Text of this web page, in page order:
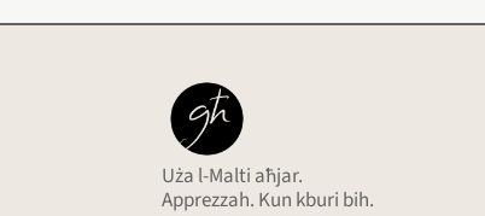
Uża l-Malti aħjar.
Apprezzah. Kun kburi bih.